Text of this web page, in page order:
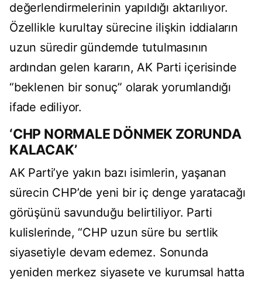
değerlendirmelerinin yapıldığı aktarılıyor.
Özellikle kurultay sürecine ilişkin iddiaların
uzun süredir gündemde tutulmasının
ardından gelen kararın, AK Parti içerisinde
“beklenen bir sonuç” olarak yorumlandığı
ifade ediliyor.
‘CHP NORMALE DÖNMEK ZORUNDA
KALACAK’
AK Parti’ye yakın bazı isimlerin, yaşanan
sürecin CHP’de yeni bir iç denge yaratacağı
görüşünü savunduğu belirtiliyor. Parti
kulislerinde, “CHP uzun süre bu sertlik
siyasetiyle devam edemez. Sonunda
yeniden merkez siyasete ve kurumsal hatta